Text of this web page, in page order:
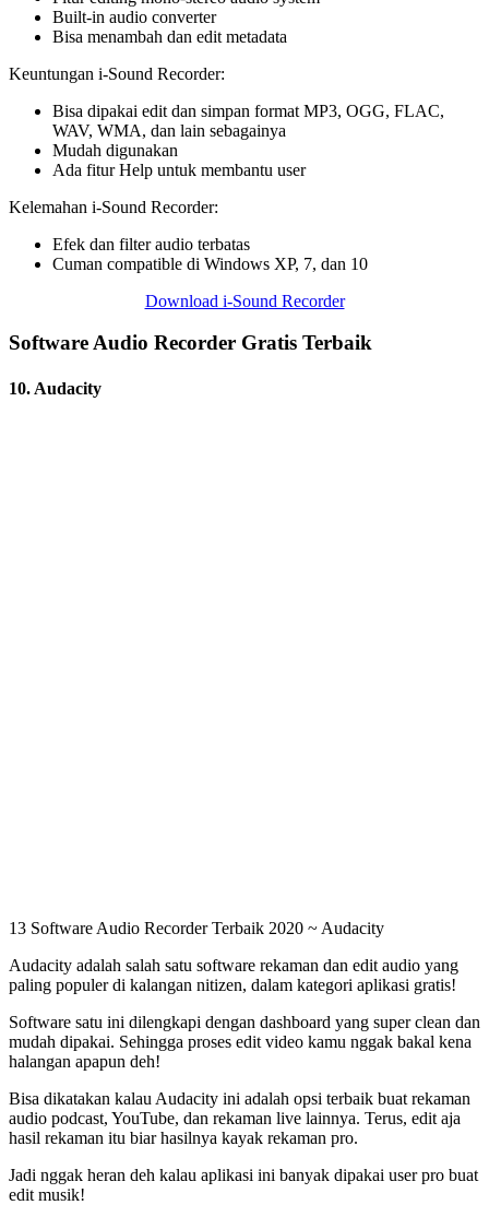
Built-in audio converter
Bisa menambah dan edit metadata
Keuntungan i-Sound Recorder:
Bisa dipakai edit dan simpan format MP3, OGG, FLAC,
WAV, WMA, dan lain sebagainya
Mudah digunakan
Ada fitur Help untuk membantu user
Kelemahan i-Sound Recorder:
Efek dan filter audio terbatas
Cuman compatible di Windows XP, 7, dan 10
Download i-Sound Recorder
Software Audio Recorder Gratis Terbaik
10. Audacity
13 Software Audio Recorder Terbaik 2020 ~ Audacity
Audacity adalah salah satu software rekaman dan edit audio yang
paling populer di kalangan nitizen, dalam kategori aplikasi gratis!
Software satu ini dilengkapi dengan dashboard yang super clean dan
mudah dipakai. Sehingga proses edit video kamu nggak bakal kena
halangan apapun deh!
Bisa dikatakan kalau Audacity ini adalah opsi terbaik buat rekaman
audio podcast, YouTube, dan rekaman live lainnya. Terus, edit aja
hasil rekaman itu biar hasilnya kayak rekaman pro.
Jadi nggak heran deh kalau aplikasi ini banyak dipakai user pro buat
edit musik!